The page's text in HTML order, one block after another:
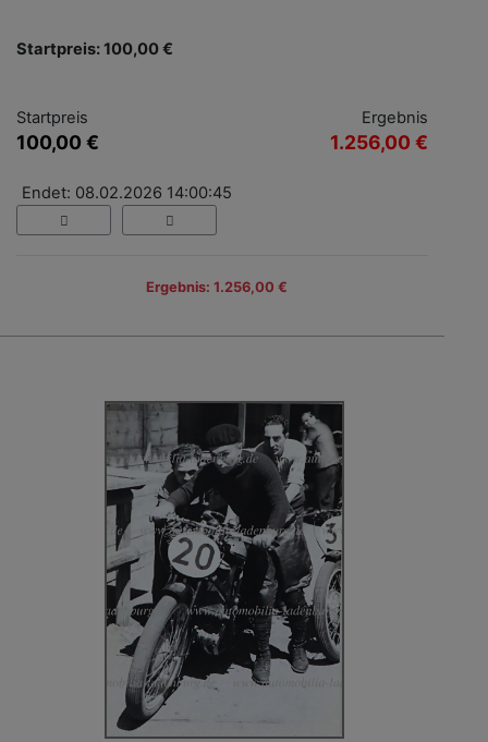
Startpreis: 100,00 €
Startpreis
100,00 €
Ergebnis
1.256,00 €
Endet: 08.02.2026 14:00:45
Ergebnis: 1.256,00 €